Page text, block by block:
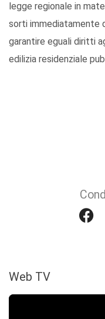
legge regionale in
sorti immediatamente
garantire eguali diritti
edilizia residenziale
Web TV